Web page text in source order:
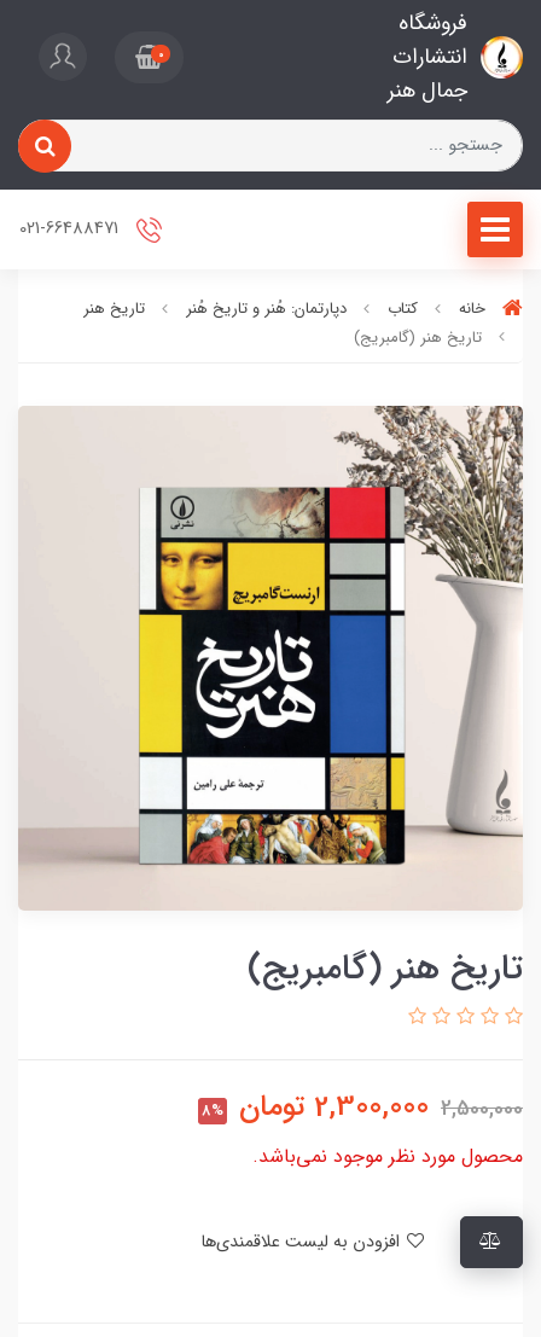
فروشگاه
انتشارات
جمال هنر
0
خانه کتاب دپارتمان: هُنر و تاریخ هُنر
تاریخ هنر
تاریخ هنر (گامبریج)
تاریخ هنر (گامبریج)
2,500,000
2,300,000 تومان 8%
محصول مورد نظر موجود نمی‌باشد.